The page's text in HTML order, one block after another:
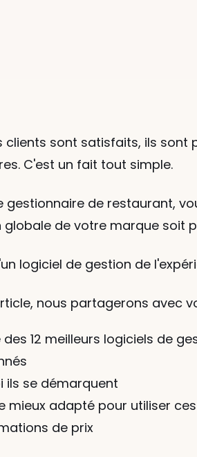
clients sont satisfaits, ils
C'est un fait tout simple.
gestionnaire de restaurant,
de votre marque soit
logiciel de gestion de
nous partagerons avec
des 12 meilleurs logiciels de
ils se démarquent
mieux adapté pour utiliser
de prix